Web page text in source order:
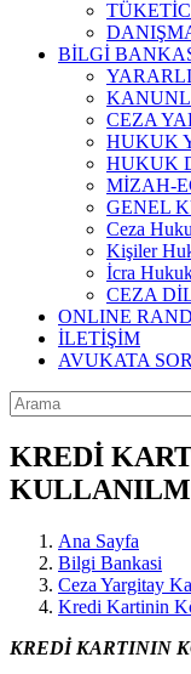
BİLGİ
CEZA
HUKUK
HUKUK
MİZAH-
GENEL
Ceza
Kişiler
İcra
CEZA
ONLINE
İLETİŞİM
AVUKATA SOR
KREDİ
Ana Sayfa
Bilgi Bankasi
Ceza Yargitay
Kredi Kartinin
KREDİ KARTININ